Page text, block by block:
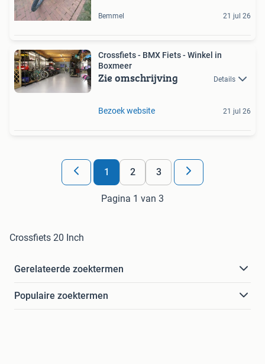
Bemmel 21 jul 26
Crossfiets - BMX Fiets - Winkel in
Boxmeer
Zie omschrijving Details
Bezoek website 21 jul 26
1 2 3
Pagina 1 van 3
Crossfiets 20 Inch
Gerelateerde zoektermen
Populaire zoektermen